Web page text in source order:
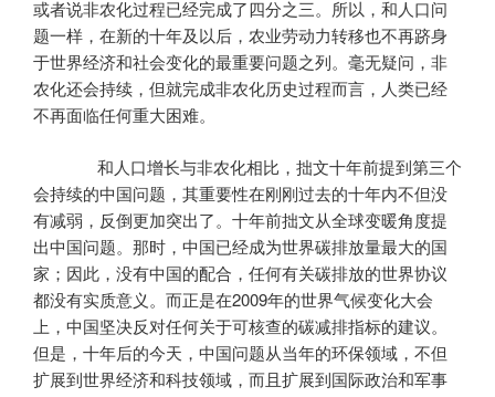
或者说非农化过程已经完成了四分之三。所以，和人口问
题一样，在新的十年及以后，农业劳动力转移也不再跻身
于世界经济和社会变化的最重要问题之列。毫无疑问，非
农化还会持续，但就完成非农化历史过程而言，人类已经
不再面临任何重大困难。
和人口增长与非农化相比，拙文十年前提到第三个
会持续的中国问题，其重要性在刚刚过去的十年内不但没
有减弱，反倒更加突出了。十年前拙文从全球变暖角度提
出中国问题。那时，中国已经成为世界碳排放量最大的国
家；因此，没有中国的配合，任何有关碳排放的世界协议
都没有实质意义。而正是在2009年的世界气候变化大会
上，中国坚决反对任何关于可核查的碳减排指标的建议。
但是，十年后的今天，中国问题从当年的环保领域，不但
扩展到世界经济和科技领域，而且扩展到国际政治和军事